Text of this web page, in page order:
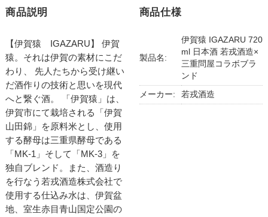
商品説明
【伊賀猿 IGAZARU】 伊賀
猿。それは伊賀の素材にこだ
わり、 先人たちから受け継い
だ酒作りの技術と思いを現代
へと繋ぐ酒。 「伊賀猿」は、
伊賀市にて栽培される「伊賀
山田錦」を原料米とし、使用
する酵母は三重県酵母である
「MK-1」そして「MK-3」を
独自ブレンド。また、酒造り
を行なう若戎酒造株式会社で
使用する仕込み水は、伊賀盆
地、室生赤目青山国定公園の
商品仕様
製品名:
伊賀猿 IGAZARU 720
ml 日本酒 若戎酒造×
三重問屋コラボブラ
ンド
メーカー: 若戎酒造